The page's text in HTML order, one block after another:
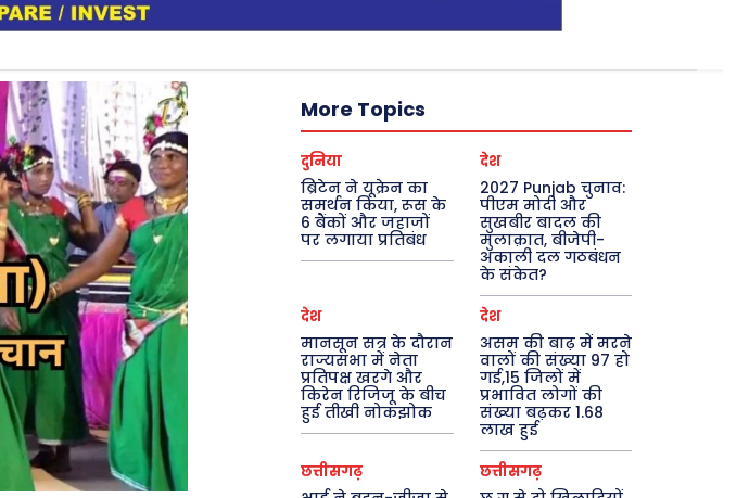
More Topics
दुनिया
ब्रिटेन ने यूक्रेन का
समर्थन किया, रूस के
6 बैंकों और जहाजों
पर लगाया प्रतिबंध
देश
2027 Punjab चुनाव:
पीएम मोदी और
सुखबीर बादल की
मुलाक़ात, बीजेपी-
अकाली दल गठबंधन
के संकेत?
देश
मानसून सत्र के दौरान
राज्यसभा में नेता
प्रतिपक्ष खरगे और
किरेन रिजिजू के बीच
हुई तीखी नोकझोक
देश
असम की बाढ़ में मरने
वालों की संख्या 97 हो
गई,15 जिलों में
प्रभावित लोगों की
संख्या बढ़कर 1.68
लाख हुई
छत्तीसगढ़ छत्तीसगढ़